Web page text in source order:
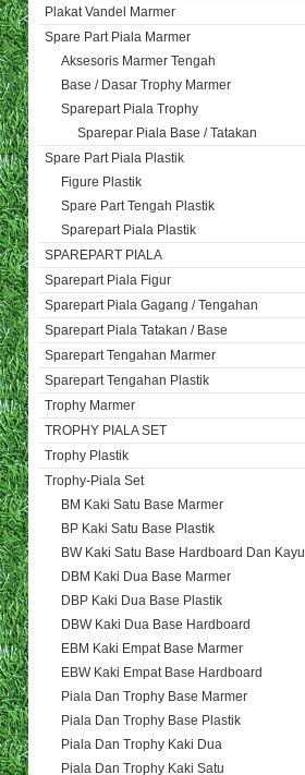
Plakat Vandel Marmer
Spare Part Piala Marmer
Aksesoris Marmer Tengah
Base / Dasar Trophy Marmer
Sparepart Piala Trophy
Sparepar Piala Base / Tatakan
Spare Part Piala Plastik
Figure Plastik
Spare Part Tengah Plastik
Sparepart Piala Plastik
SPAREPART PIALA
Sparepart Piala Figur
Sparepart Piala Gagang / Tengahan
Sparepart Piala Tatakan / Base
Sparepart Tengahan Marmer
Sparepart Tengahan Plastik
Trophy Marmer
TROPHY PIALA SET
Trophy Plastik
Trophy-Piala Set
BM Kaki Satu Base Marmer
BP Kaki Satu Base Plastik
BW Kaki Satu Base Hardboard Dan Kayu
DBM Kaki Dua Base Marmer
DBP Kaki Dua Base Plastik
DBW Kaki Dua Base Hardboard
EBM Kaki Empat Base Marmer
EBW Kaki Empat Base Hardboard
Piala Dan Trophy Base Marmer
Piala Dan Trophy Base Plastik
Piala Dan Trophy Kaki Dua
Piala Dan Trophy Kaki Satu